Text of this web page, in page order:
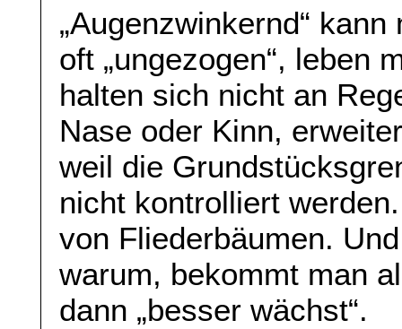
„Augenzwinkernd“
oft „ungezogen“, leben
halten sich nicht an
Nase oder Kinn,
weil die
nicht kontrolliert
von Fliederbäumen.
warum, bekommt man
dann „besser wächst“.